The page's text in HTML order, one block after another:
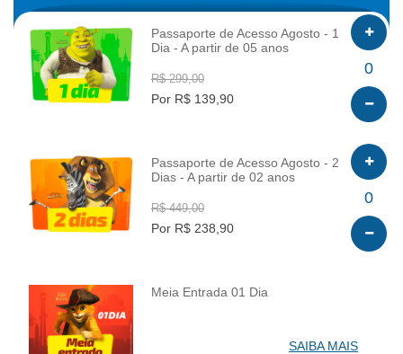
INFO
Passaporte de Acesso Agosto - 1
Dia - A partir de 05 anos
R$ 299,00
Por R$ 139,90
0
INFO
Passaporte de Acesso Agosto - 2
Dias - A partir de 02 anos
R$ 449,00
Por R$ 238,90
0
INFO
Meia Entrada 01 Dia
SAIBA MAIS